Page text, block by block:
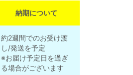
納期について
約2週間でのお受け渡
し/発送を予定
※お届け予定日を過ぎ
る場合がございます